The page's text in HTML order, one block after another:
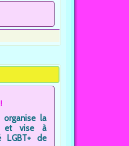
organise la
et vise à
LGBT+ de